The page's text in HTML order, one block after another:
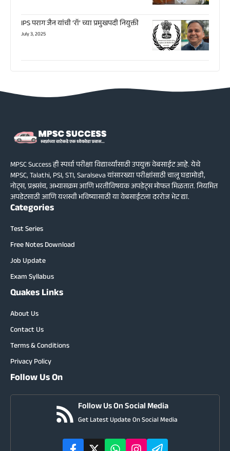
IPS पराग जैन यांची ‘रॉ’ च्या प्रमुखपदी नियुक्ती
July 3, 2025
MPSC Success ही स्पर्धा परीक्षा विद्यार्थ्यांसाठी उपयुक्त वेबसाईट आहे. येथे
MPSC, Talathi, PSI, STI, Saralseva यांसारख्या परीक्षांसाठी चालू घडामोडी,
नोट्स, प्रश्नसंच, अभ्यासक्रम आणि भरतीविषयक अपडेट्स मोफत मिळतात. नियमित
अपडेटसाठी आणि यशस्वी भविष्यासाठी या वेबसाईटला दररोज भेट द्या.
Categories
Test Series
Free Notes Download
Job Update
Exam Syllabus
Quakes Links
About Us
Contact Us
Terms & Conditions
Privacy Policy
Follow Us On
Follow Us On Social Media
Get Latest Update On Social Media